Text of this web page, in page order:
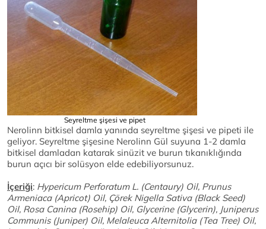
Seyreltme şişesi ve pipet
Nerolinn bitkisel damla yanında seyreltme şişesi ve pipeti ile
geliyor. Seyreltme şişesine Nerolinn Gül suyuna 1-2 damla
bitkisel damladan katarak sinüzit ve burun tıkanıklığında
burun açıcı bir solüsyon elde edebiliyorsunuz.
İçeriği: Hypericum Perforatum L. (Centaury) Oil, Prunus
Armeniaca (Apricot) Oil, Çörek Nigella Sativa (Black Seed)
Oil, Rosa Canina (Rosehip) Oil, Glycerine (Glycerin), Juniperus
Communis (Juniper) Oil, Melaleuca Alternitolia (Tea Tree) Oil,